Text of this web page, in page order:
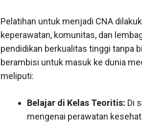
Pelatihan untuk menjadi CNA
keperawatan, komunitas, dan
pendidikan berkualitas tinggi tanpa
berambisi untuk masuk ke dunia
meliputi:
Belajar di Kelas Teoritis: Di
mengenai perawatan